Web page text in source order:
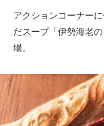
アクションコーナー
だスープ「伊勢海老
場。